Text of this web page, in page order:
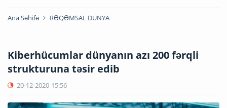
Ana Səhifə RƏQƏMSAL DÜNYA
Kiberhücumlar dünyanın azı 200 fərqli
strukturuna təsir edib
20-12-2020 15:56